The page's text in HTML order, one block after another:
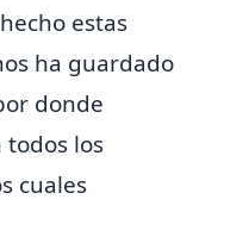
estas
ha guardado
donde
todos los
cuales